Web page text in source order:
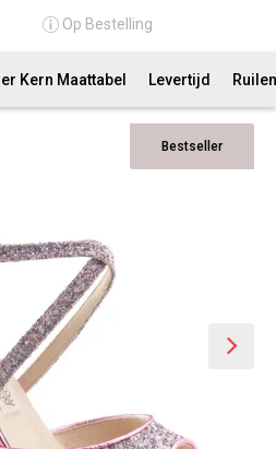
Op Bestelling
Kern Maattabel Levertijd
Bestseller